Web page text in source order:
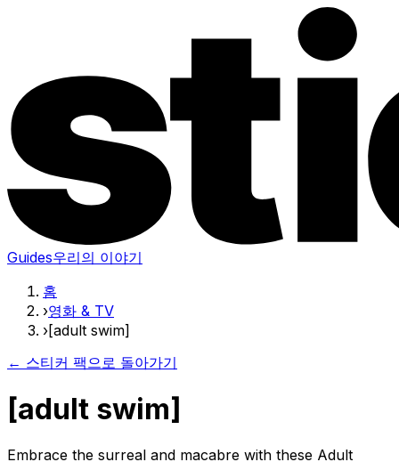
Guides우리의 이야기
홈
›영화 & TV
› [adult swim]
← 스티커 팩으로 돌아가기
[adult swim]
Embrace the surreal and macabre with these Adult